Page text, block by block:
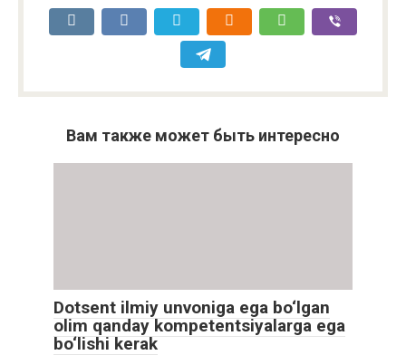
Вам также может быть интересно
Dotsent ilmiy unvoniga ega bo‘lgan
olim qanday kompetentsiyalarga ega
bo‘lishi kerak